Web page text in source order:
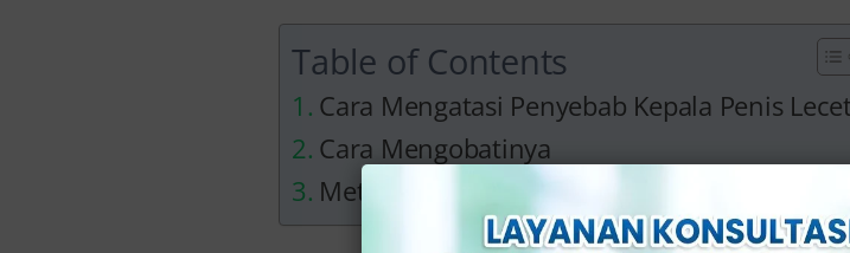
Table of Contents
Cara Mengatasi Penyebab Kepala Penis Lecet
Cara Mengobatinya
Metode Pengobatan di Klinik Apollo